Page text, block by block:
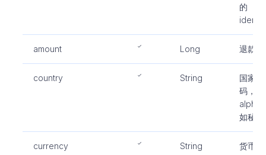
的
amount Long 退款金
country String
国家
码，遵
如秘鲁
currency String
货币